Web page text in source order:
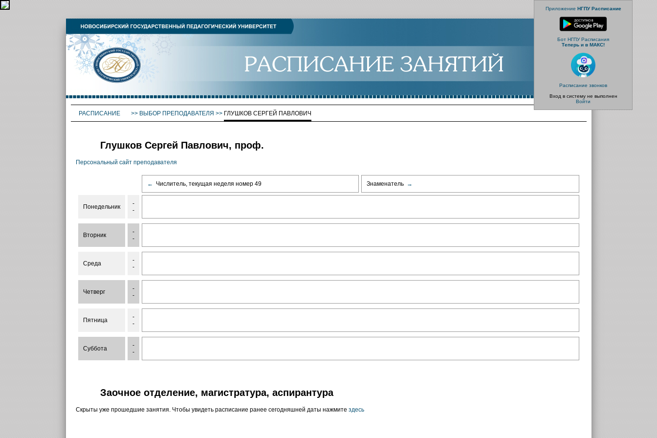
Приложение НГПУ Расписание
Бот НГПУ Расписания
Теперь и в МАКС!
Расписание звонков
Вход в систему не выполнен
Войти
РАСПИСАНИЕ >> ВЫБОР ПРЕПОДАВАТЕЛЯ >> ГЛУШКОВ СЕРГЕЙ ПАВЛОВИЧ
Глушков Сергей Павлович, проф.
Персональный сайт преподавателя
← Числитель, текущая неделя номер 49 Знаменатель →
Понедельник
-
-
Вторник
-
-
Среда
-
-
Четверг
-
-
Пятница
-
-
Суббота
-
-
Заочное отделение, магистратура, аспирантура
Скрыты уже прошедшие занятия. Чтобы увидеть расписание ранее сегодняшней даты нажмите здесь